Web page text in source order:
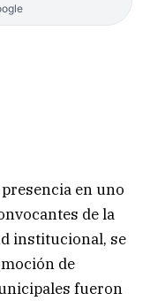
en uno
de la
institucional, se
de
fueron